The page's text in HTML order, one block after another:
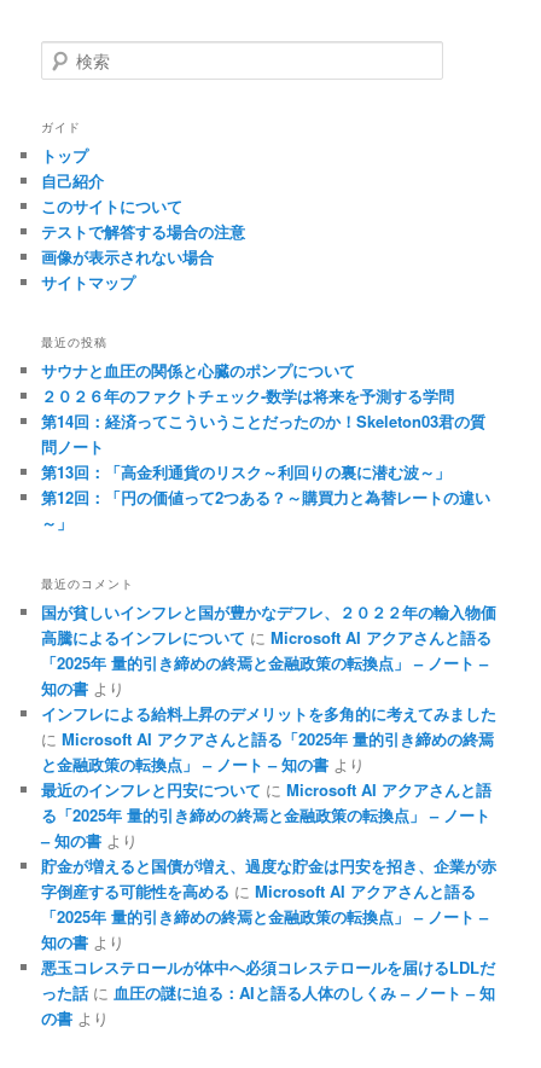
検
索
ガイド
トップ
自己紹介
このサイトについて
テストで解答する場合の注意
画像が表示されない場合
サイトマップ
最近の投稿
サウナと血圧の関係と心臓のポンプについて
２０２６年のファクトチェック-数学は将来を予測する学問
第14回：経済ってこういうことだったのか！Skeleton03君の質
問ノート
第13回：「高金利通貨のリスク～利回りの裏に潜む波～」
第12回：「円の価値って2つある？～購買力と為替レートの違い
～」
最近のコメント
国が貧しいインフレと国が豊かなデフレ、２０２２年の輸入物価
高騰によるインフレについて にMicrosoft AI アクアさんと語る
「2025年 量的引き締めの終焉と金融政策の転換点」 – ノート –
知の書 より
インフレによる給料上昇のデメリットを多角的に考えてみました
にMicrosoft AI アクアさんと語る「2025年 量的引き締めの終焉
と金融政策の転換点」 – ノート – 知の書 より
最近のインフレと円安について にMicrosoft AI アクアさんと語
る「2025年 量的引き締めの終焉と金融政策の転換点」 – ノート
– 知の書 より
貯金が増えると国債が増え、過度な貯金は円安を招き、企業が赤
字倒産する可能性を高める にMicrosoft AI アクアさんと語る
「2025年 量的引き締めの終焉と金融政策の転換点」 – ノート –
知の書 より
悪玉コレステロールが体中へ必須コレステロールを届けるLDLだ
った話 に 血圧の謎に迫る：AIと語る人体のしくみ – ノート – 知
の書 より